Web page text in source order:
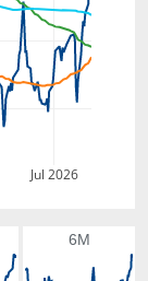
Jul 2026
6M